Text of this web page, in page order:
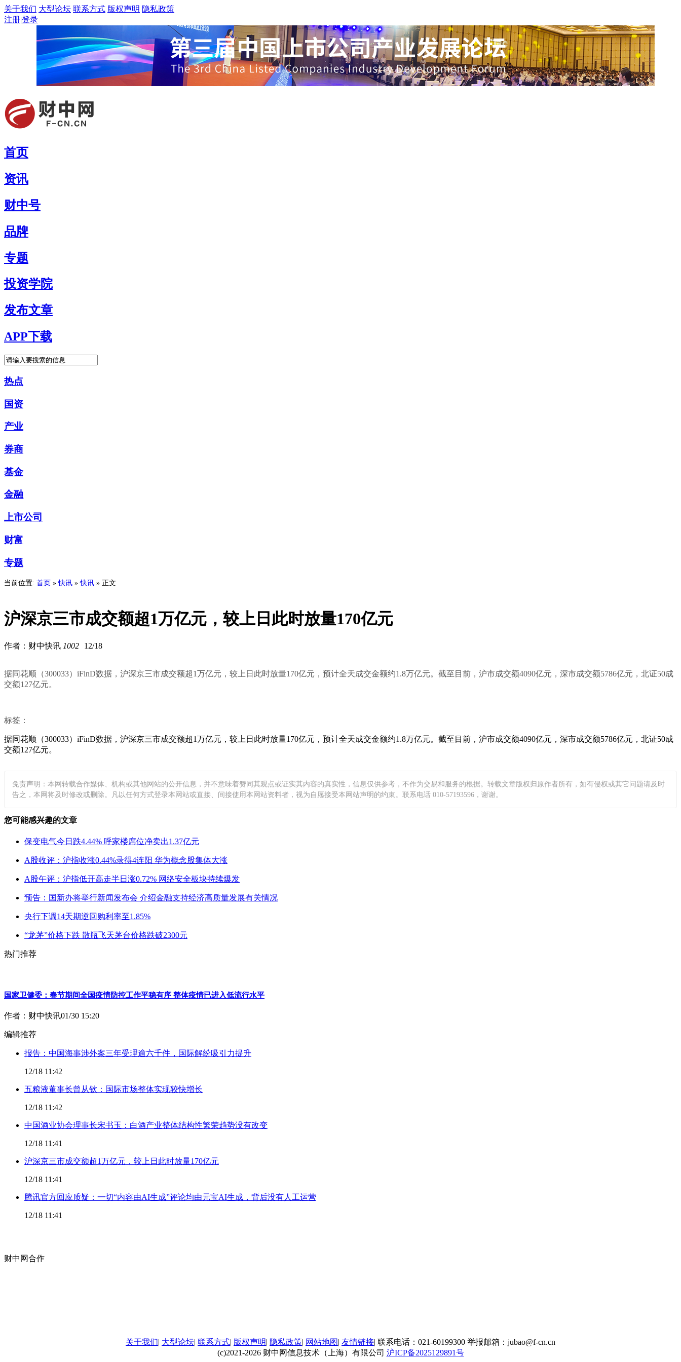
关于我们 大型论坛 联系方式 版权声明 隐私政策
注册|登录
首页
资讯
财中号
品牌
专题
投资学院
发布文章
APP下载
热点
国资
产业
券商
基金
金融
上市公司
财富
专题
当前位置: 首页 »快讯 »快讯 » 正文
沪深京三市成交额超1万亿元，较上日此时放量170亿元
作者：财中快讯 1002 12/18
据同花顺（300033）iFinD数据，沪深京三市成交额超1万亿元，较上日此时放量170亿元，预计全天成交金额约1.8万亿元。截至目前，沪市成交额4090亿元，深市成交额5786亿元，北证50成
交额127亿元。
标签：
据同花顺（300033）iFinD数据，沪深京三市成交额超1万亿元，较上日此时放量170亿元，预计全天成交金额约1.8万亿元。截至目前，沪市成交额4090亿元，深市成交额5786亿元，北证50成
交额127亿元。
免责声明：本网转载合作媒体、机构或其他网站的公开信息，并不意味着赞同其观点或证实其内容的真实性，信息仅供参考，不作为交易和服务的根据。转载文章版权归原作者所有，如有侵权或其它问题请及时
告之，本网将及时修改或删除。凡以任何方式登录本网站或直接、间接使用本网站资料者，视为自愿接受本网站声明的约束。联系电话 010-57193596，谢谢。
您可能感兴趣的文章
保变电气今日跌4.44% 呼家楼席位净卖出1.37亿元
A股收评：沪指收涨0.44%录得4连阳 华为概念股集体大涨
A股午评：沪指低开高走半日涨0.72% 网络安全板块持续爆发
预告：国新办将举行新闻发布会 介绍金融支持经济高质量发展有关情况
央行下调14天期逆回购利率至1.85%
“龙茅”价格下跌 散瓶飞天茅台价格跌破2300元
热门推荐
国家卫健委：春节期间全国疫情防控工作平稳有序 整体疫情已进入低流行水平
作者：财中快讯01/30 15:20
编辑推荐
报告：中国海事涉外案三年受理逾六千件，国际解纷吸引力提升
12/18 11:42
五粮液董事长曾从钦：国际市场整体实现较快增长
12/18 11:42
中国酒业协会理事长宋书玉：白酒产业整体结构性繁荣趋势没有改变
12/18 11:41
沪深京三市成交额超1万亿元，较上日此时放量170亿元
12/18 11:41
腾讯官方回应质疑：一切“内容由AI生成”评论均由元宝AI生成，背后没有人工运营
12/18 11:41
财中网合作
关于我们| 大型论坛| 联系方式| 版权声明| 隐私政策| 网站地图| 友情链接| 联系电话：021-60199300 举报邮箱：jubao@f-cn.cn
(c)2021-2026 财中网信息技术（上海）有限公司 沪ICP备2025129891号